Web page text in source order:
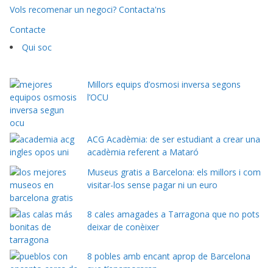
Vols recomenar un negoci? Contacta'ns
Contacte
Qui soc
Millors equips d’osmosi inversa segons
l’OCU
ACG Acadèmia: de ser estudiant a crear una
acadèmia referent a Mataró
Museus gratis a Barcelona: els millors i com
visitar-los sense pagar ni un euro
8 cales amagades a Tarragona que no pots
deixar de conèixer
8 pobles amb encant aprop de Barcelona